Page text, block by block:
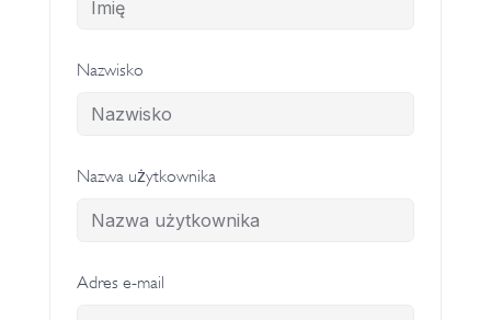
Nazwisko
Nazwa użytkownika
Adres e-mail